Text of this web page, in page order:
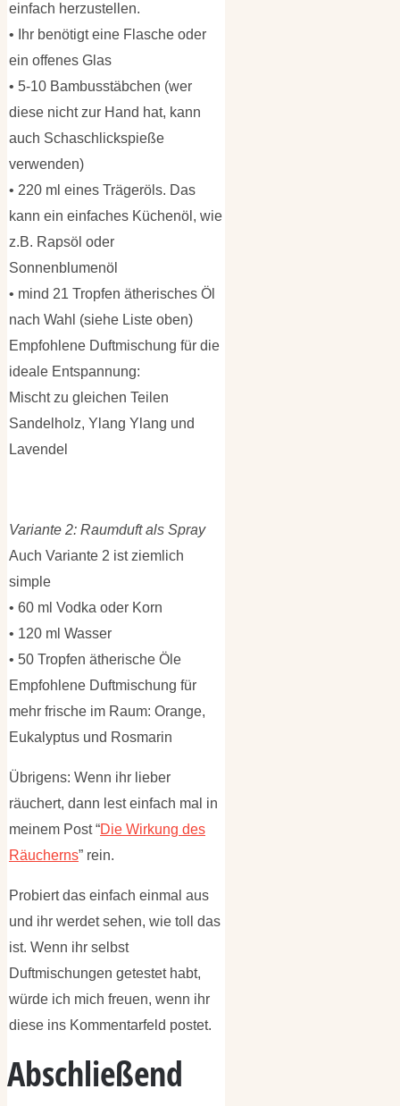
einfach herzustellen.
• Ihr benötigt eine Flasche oder
ein offenes Glas
• 5-10 Bambusstäbchen (wer
diese nicht zur Hand hat, kann
auch Schaschlickspieße
verwenden)
• 220 ml eines Trägeröls. Das
kann ein einfaches Küchenöl, wie
z.B. Rapsöl oder
Sonnenblumenöl
• mind 21 Tropfen ätherisches Öl
nach Wahl (siehe Liste oben)
Empfohlene Duftmischung für die
ideale Entspannung:
Mischt zu gleichen Teilen
Sandelholz, Ylang Ylang und
Lavendel
Variante 2: Raumduft als Spray
Auch Variante 2 ist ziemlich
simple
• 60 ml Vodka oder Korn
• 120 ml Wasser
• 50 Tropfen ätherische Öle
Empfohlene Duftmischung für
mehr frische im Raum: Orange,
Eukalyptus und Rosmarin
Übrigens: Wenn ihr lieber
räuchert, dann lest einfach mal in
meinem Post “Die Wirkung des
Räucherns” rein.
Probiert das einfach einmal aus
und ihr werdet sehen, wie toll das
ist. Wenn ihr selbst
Duftmischungen getestet habt,
würde ich mich freuen, wenn ihr
diese ins Kommentarfeld postet.
Abschließend